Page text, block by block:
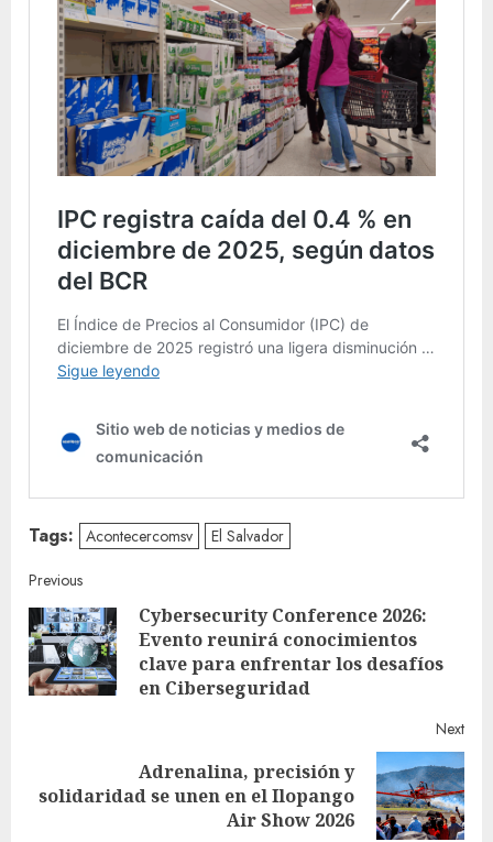
Tags: Acontecercomsv El Salvador
Continue
Reading
Previous
Cybersecurity Conference 2026:
Evento reunirá conocimientos
clave para enfrentar los desafíos
en Ciberseguridad
Next
Next
Adrenalina, precisión y
solidaridad se unen en el Ilopango
Air Show 2026